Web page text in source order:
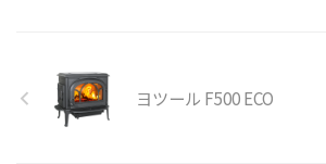
ヨツール F500 ECO